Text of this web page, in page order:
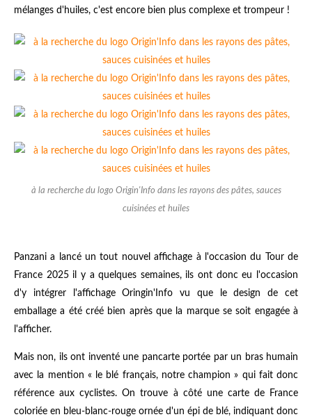
mélanges d'huiles, c'est encore bien plus complexe et trompeur !
à la recherche du logo Origin'Info dans les rayons des pâtes, sauces
cuisinées et huiles
Panzani a lancé un tout nouvel affichage à l'occasion du Tour de
France 2025 il y a quelques semaines, ils ont donc eu l'occasion
d'y intégrer l'affichage Oringin'Info vu que le design de cet
emballage a été créé bien après que la marque se soit engagée à
l'afficher.
Mais non, ils ont inventé une pancarte portée par un bras humain
avec la mention « le blé français, notre champion » qui fait donc
référence aux cyclistes. On trouve à côté une carte de France
coloriée en bleu-blanc-rouge ornée d'un épi de blé, indiquant donc